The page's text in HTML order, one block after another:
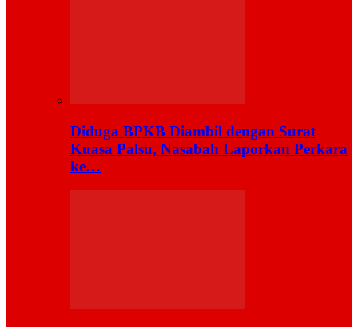
Diduga BPKB Diambil dengan Surat
Kuasa Palsu, Nasabah Laporkan Perkara
ke…